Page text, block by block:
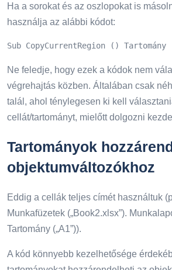
Ha a sorokat és az oszlopokat is
használja az alábbi kódot:
Sub CopyCurrentRegion ()
Ne feledje, hogy ezek a kódok nem
végrehajtás közben. Általában csak
talál, ahol ténylegesen ki kell
cellát/tartományt, mielőtt dolgozni
Tartományok
objektumváltozókhoz
Eddig a cellák teljes címét használtuk
Munkafüzetek („Book2.xlsx”).
Tartomány („A1”)).
A kód könnyebb kezelhetősége